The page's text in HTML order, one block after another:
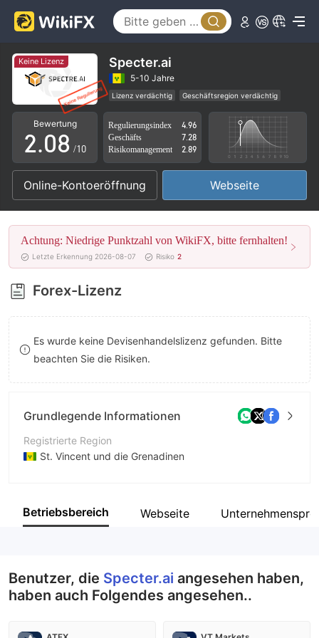
Keine Lizenz Specter.ai
5-10 Jahre
Lizenz verdächtig
Geschäftsregion verdächtig
Hohes potenzielles Risiko
Bewertung
0
1
2
3
4
5
6
7
8
9
.0
1
2
3
4
5
6
7
8
4
5
6
7
8
9
/10
Regulierungsindex
4.96
Geschäfts
7.28
Risikomanagement
2.89
Online-Kontoeröffnung Webseite
Achtung: Niedrige Punktzahl von WikiFX, bitte fernhalten!
Letzte Erkennung 2026-08-07 Risiko 2
Forex-Lizenz
Es wurde keine Devisenhandelslizenz gefunden. Bitte
beachten Sie die Risiken.
Grundlegende Informationen
Registrierte Region
St. Vincent und die Grenadinen
Unternehmen
Betriebsbereich Webseite
Benutzer, die Specter.ai angesehen haben,
haben auch Folgendes angesehen..